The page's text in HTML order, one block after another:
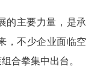
的主要力量，是承
，不少企业面临空
合拳集中出台。